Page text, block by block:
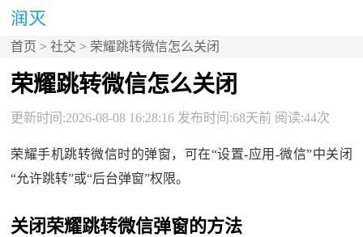
首页 >社交 > 荣耀跳转微信怎么关闭
荣耀跳转微信怎么关闭
更新时间:2026-08-08 16:28:16 发布时间:68天前 阅读:44次
荣耀手机跳转微信时的弹窗，可在“设置-应用-微信”中关闭
“允许跳转”或“后台弹窗”权限。
关闭荣耀跳转微信弹窗的方法